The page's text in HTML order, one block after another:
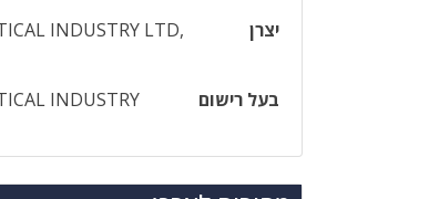
יצרן
INDUSTRY LTD,
בעל רישום
INDUSTRY